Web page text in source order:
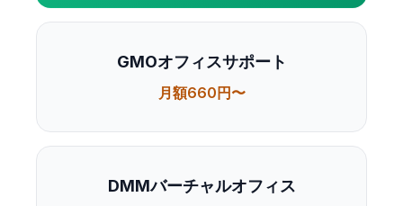
GMOオフィスサポート
月額660円〜
DMMバーチャルオフィス